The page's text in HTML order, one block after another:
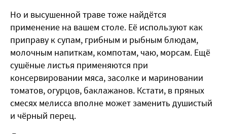
Но и высушенной траве тоже найдётся
применение на вашем столе. Её используют как
приправу к супам, грибным и рыбным блюдам,
молочным напиткам, компотам, чаю, морсам. Ещё
сушёные листья применяются при
консервировании мяса, засолке и мариновании
томатов, огурцов, баклажанов. Кстати, в пряных
смесях мелисса вполне может заменить душистый
и чёрный перец.